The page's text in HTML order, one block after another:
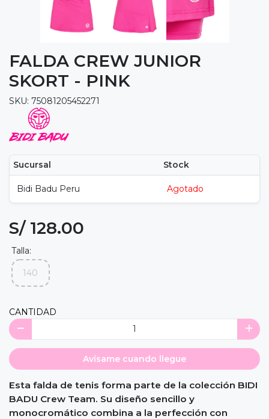
FALDA CREW JUNIOR
SKORT - PINK
SKU: 75081205452271
Sucursal Stock
Bidi Badu Peru Agotado
S/ 128.00
Talla:
140
CANTIDAD
Avísame cuando llegue
Esta falda de tenis forma parte de la colección BIDI
BADU Crew Team. Su diseño sencillo y
monocromático combina a la perfección con